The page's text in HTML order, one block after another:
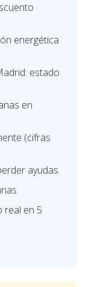
energética
estado
en
(cifras
ayudas
real en 5